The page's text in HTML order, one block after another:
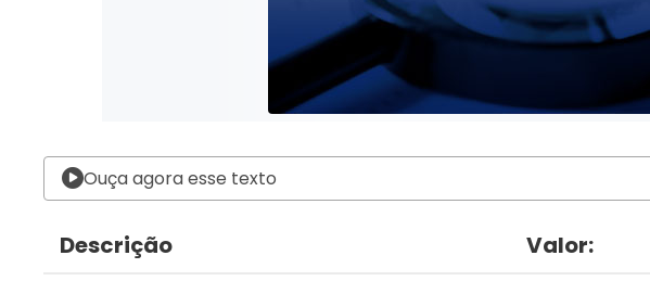
Ouça agora esse texto
Descrição
Valor: